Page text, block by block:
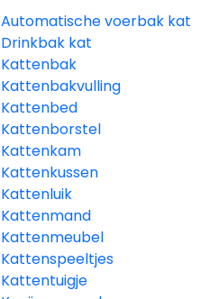
Automatische voerbak kat
Drinkbak kat
Kattenbak
Kattenbakvulling
Kattenbed
Kattenborstel
Kattenkam
Kattenkussen
Kattenluik
Kattenmand
Kattenmeubel
Kattenspeeltjes
Kattentuigje